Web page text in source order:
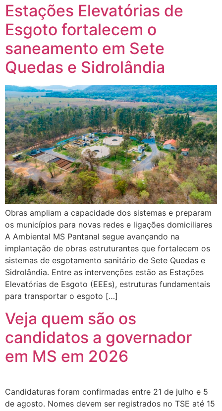
Estações Elevatórias de
Esgoto fortalecem o
saneamento em Sete
Quedas e Sidrolândia
Obras ampliam a capacidade dos sistemas e preparam
os municípios para novas redes e ligações domiciliares
A Ambiental MS Pantanal segue avançando na
implantação de obras estruturantes que fortalecem os
sistemas de esgotamento sanitário de Sete Quedas e
Sidrolândia. Entre as intervenções estão as Estações
Elevatórias de Esgoto (EEEs), estruturas fundamentais
para transportar o esgoto […]
Veja quem são os
candidatos a governador
em MS em 2026
Candidaturas foram confirmadas entre 21 de julho e 5
de agosto. Nomes devem ser registrados no TSE até 15